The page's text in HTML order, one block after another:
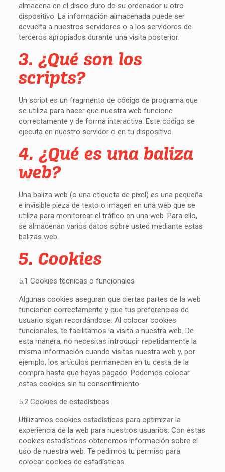
almacena en el disco duro de su ordenador u otro
dispositivo. La información almacenada puede ser
devuelta a nuestros servidores o a los servidores de
terceros apropiados durante una visita posterior.
3. ¿Qué son los
scripts?
Un script es un fragmento de código de programa que
se utiliza para hacer que nuestra web funcione
correctamente y de forma interactiva. Este código se
ejecuta en nuestro servidor o en tu dispositivo.
4. ¿Qué es una baliza
web?
Una baliza web (o una etiqueta de píxel) es una pequeña
e invisible pieza de texto o imagen en una web que se
utiliza para monitorear el tráfico en una web. Para ello,
se almacenan varios datos sobre usted mediante estas
balizas web.
5. Cookies
5.1 Cookies técnicas o funcionales
Algunas cookies aseguran que ciertas partes de la web
funcionen correctamente y que tus preferencias de
usuario sigan recordándose. Al colocar cookies
funcionales, te facilitamos la visita a nuestra web. De
esta manera, no necesitas introducir repetidamente la
misma información cuando visitas nuestra web y, por
ejemplo, los artículos permanecen en tu cesta de la
compra hasta que hayas pagado. Podemos colocar
estas cookies sin tu consentimiento.
5.2 Cookies de estadísticas
Utilizamos cookies estadísticas para optimizar la
experiencia de la web para nuestros usuarios. Con estas
cookies estadísticas obtenemos información sobre el
uso de nuestra web. Te pedimos tu permiso para
colocar cookies de estadísticas.